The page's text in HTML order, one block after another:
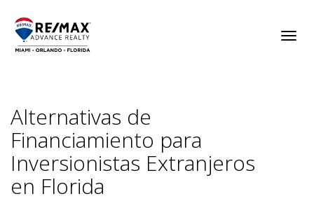
Alternativas de
Financiamiento para
Inversionistas Extranjeros
en Florida